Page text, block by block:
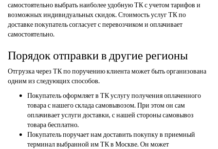
самостоятельно выбрать наиболее удобную ТК с учетом тарифов и
возможных индивидуальных скидок. Стоимость услуг ТК по
доставке покупатель согласует с перевозчиком и оплачивает
самостоятельно.
Порядок отправки в другие регионы
Отгрузка через ТК по поручению клиента может быть организована
одним из следующих способов.
Покупатель оформляет в ТК услугу получения оплаченного
товара с нашего склада самовывозом. При этом он сам
оплачивает услуги доставки, с нашей стороны самовывоз
товара бесплатно.
Покупатель поручает нам доставить покупку в приемный
терминал выбранной им ТК в Москве. Он может